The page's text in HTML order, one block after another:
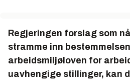
Regjeringen forslag som
stramme inn
arbeidsmiljøloven for
uavhengige stillinger, kan